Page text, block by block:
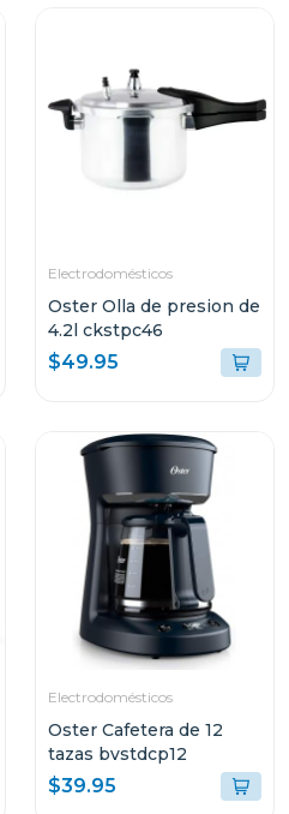
Electrodomésticos
Oster Olla de presion de
4.2l ckstpc46
$49.95
Electrodomésticos
Oster Cafetera de 12
tazas bvstdcp12
$39.95